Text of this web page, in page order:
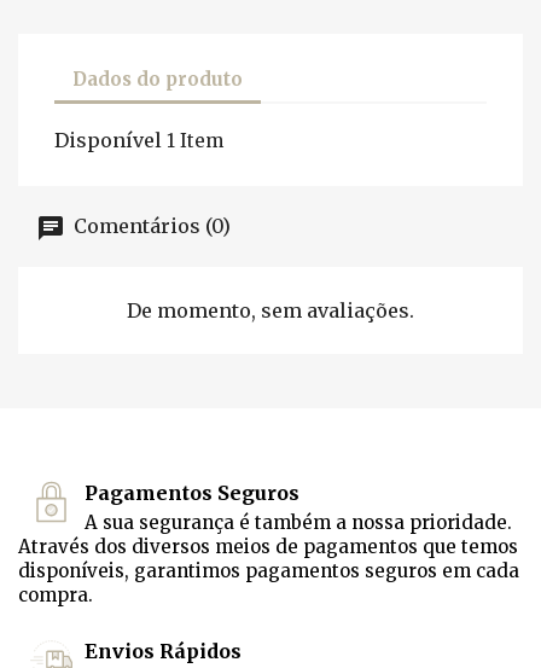
Dados do produto
Disponível 1 Item
Comentários (0)
De momento, sem avaliações.
Pagamentos Seguros
A sua segurança é também a nossa prioridade.
Através dos diversos meios de pagamentos que temos
disponíveis, garantimos pagamentos seguros em cada
compra.
Envios Rápidos